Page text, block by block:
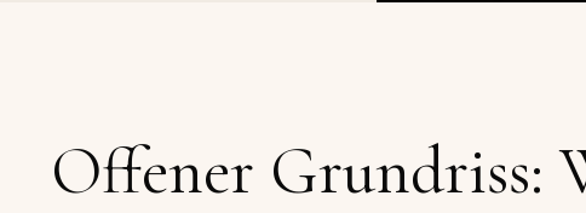
Offener Grundriss: